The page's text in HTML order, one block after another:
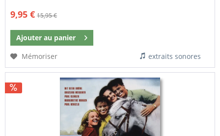
9,95 € 15,95 €
Ajouter au panier
Mémoriser
extraits sonores